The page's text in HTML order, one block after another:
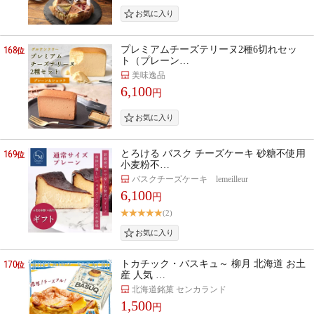
168位
プレミアムチーズテリーヌ2種6切れセッ
ト（プレーン…
美味逸品
6,100円
169位
とろける バスク チーズケーキ 砂糖不使用
小麦粉不…
バスクチーズケーキ lemeilleur
6,100円
(2)
170位
トカチック・バスキュ～ 柳月 北海道 お土
産 人気 …
北海道銘菓 センカランド
1,500円